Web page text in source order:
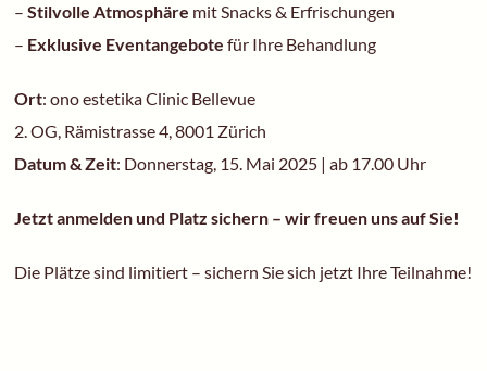
–Stilvolle Atmosphäre mit Snacks & Erfrischungen
– Exklusive Eventangebote für Ihre Behandlung
Ort: ono estetika Clinic Bellevue
2. OG, Rämistrasse 4, 8001 Zürich
Datum & Zeit: Donnerstag, 15. Mai 2025 | ab 17.00 Uhr
Jetzt anmelden und Platz sichern – wir freuen uns auf Sie!
Die Plätze sind limitiert – sichern Sie sich jetzt Ihre Teilnahme!